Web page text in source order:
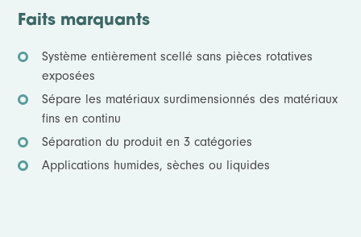
Faits marquants
Système entièrement scellé sans pièces rotatives
exposées
Sépare les matériaux surdimensionnés des matériaux
fins en continu
Séparation du produit en 3 catégories
Applications humides, sèches ou liquides